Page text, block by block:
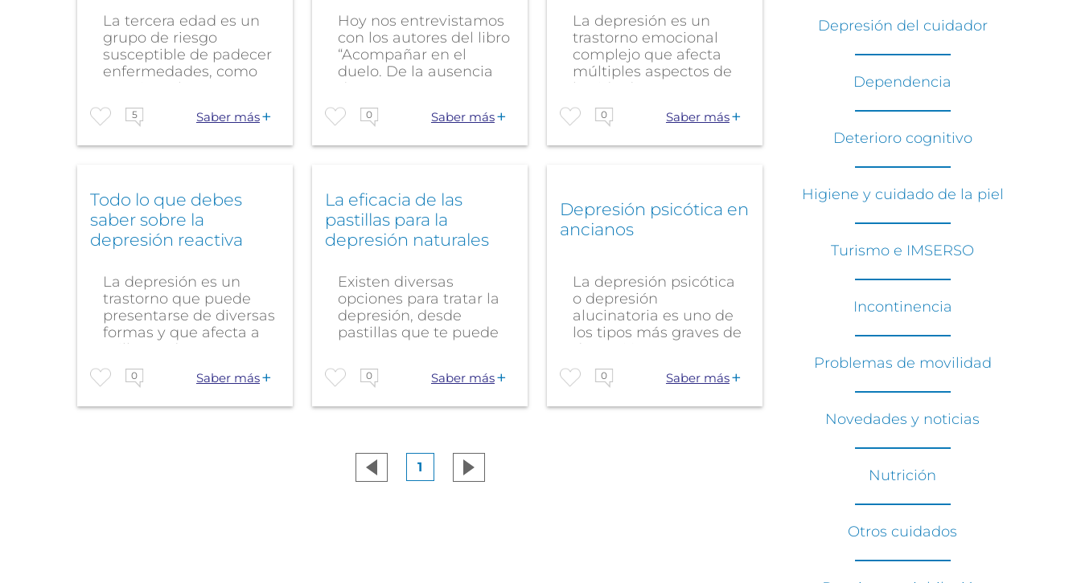
La tercera edad es un
grupo de riesgo
susceptible de padecer
enfermedades, como
por ejemplo...
5 Saber más
Hoy nos entrevistamos
con los autores del libro
“Acompañar en el
duelo. De la ausencia
de...
0 Saber más
La depresión es un
trastorno emocional
complejo que afecta
múltiples aspectos de
la vida de una...
0 Saber más
Todo lo que debes
saber sobre la
depresión reactiva
La depresión es un
trastorno que puede
presentarse de diversas
formas y que afecta a
millones de...
0 Saber más
La eficacia de las
pastillas para la
depresión naturales
Existen diversas
opciones para tratar la
depresión, desde
pastillas que te puede
0 Saber más
Depresión psicótica en
ancianos
La depresión psicótica
o depresión
alucinatoria es uno de
los tipos más graves de
depresión que...
0 Saber más
1
Depresión del cuidador
Dependencia
Deterioro cognitivo
Higiene y cuidado de la piel
Turismo e IMSERSO
Incontinencia
Problemas de movilidad
Novedades y noticias
Nutrición
Otros cuidados